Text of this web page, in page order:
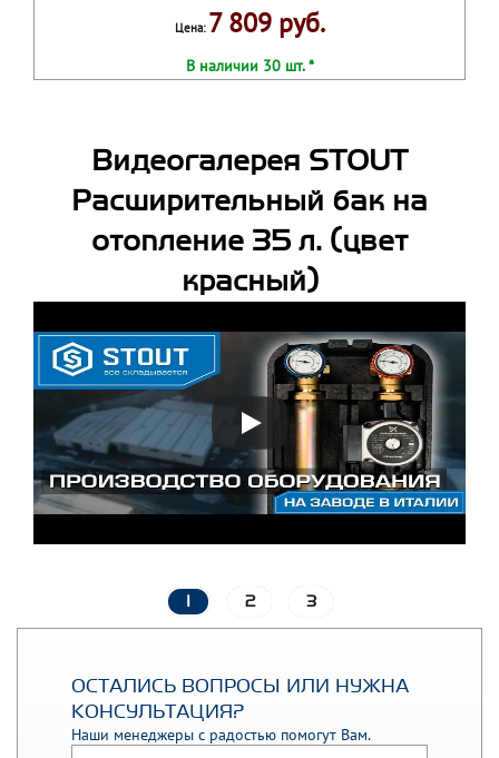
Цена: 7 809 руб.
В наличии 30 шт. *
Видеогалерея STOUT
Расширительный бак на
отопление 35 л. (цвет
красный)
2 3
ОСТАЛИСЬ ВОПРОСЫ ИЛИ НУЖНА
КОНСУЛЬТАЦИЯ?
Наши менеджеры с радостью помогут Вам.